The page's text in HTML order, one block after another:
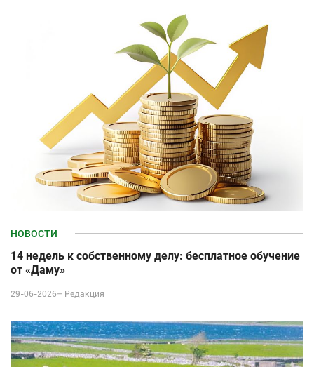
НОВОСТИ
14 недель к собственному делу: бесплатное обучение
от «Даму»
29-06-2026– Редакция